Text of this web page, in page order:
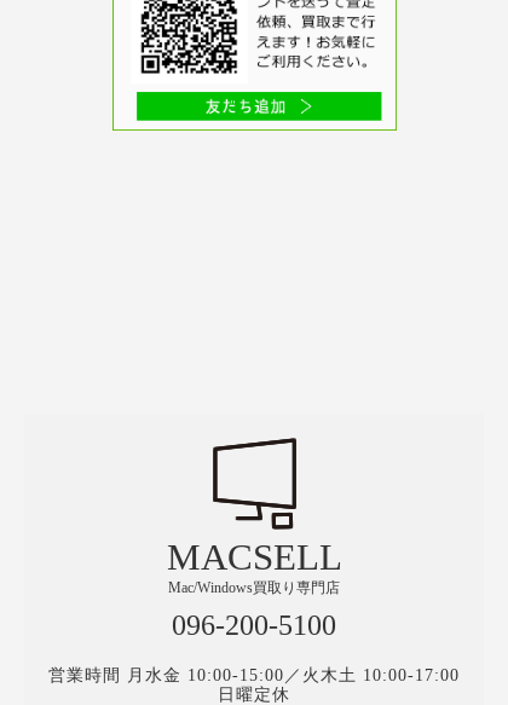
MACSELL
Mac/Windows買取り専門店
096-200-5100
営業時間 月水金 10:00-15:00／火木土 10:00-17:00
日曜定休